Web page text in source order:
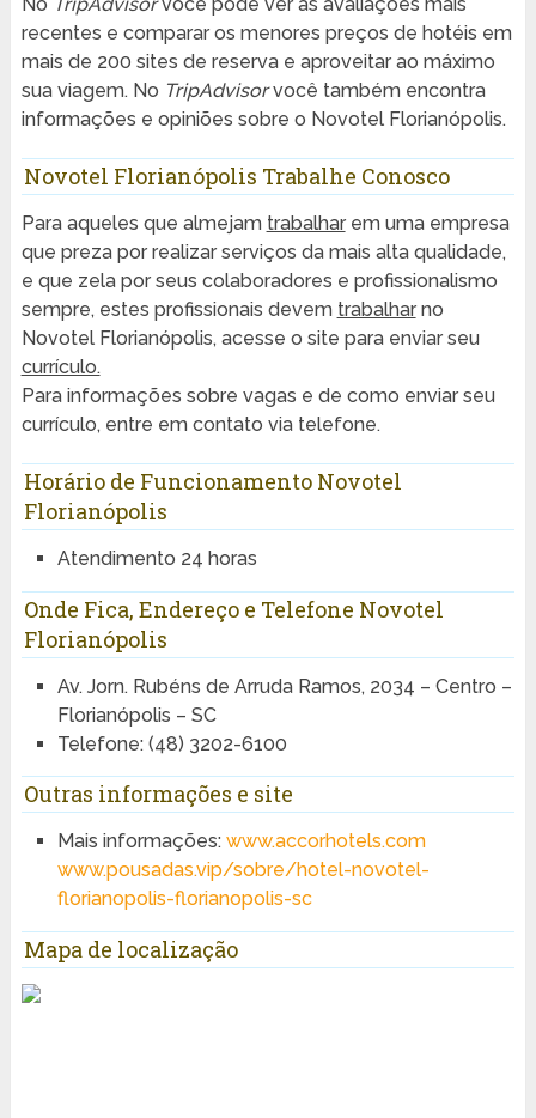
No TripAdvisorvocê pode ver as avaliações mais
recentes e comparar os menores preços de hotéis em
mais de 200 sites de reserva e aproveitar ao máximo
sua viagem. No TripAdvisorvocê também encontra
informações e opiniões sobre o Novotel Florianópolis.
Novotel Florianópolis Trabalhe Conosco
Para aqueles que almejam trabalharem uma empresa
que preza por realizar serviços da mais alta qualidade,
e que zela por seus colaboradores e profissionalismo
sempre, estes profissionais devem trabalharno
Novotel Florianópolis, acesse o site para enviar seu
currículo.
Para informações sobre vagas e de como enviar seu
currículo, entre em contato via telefone.
Horário de Funcionamento Novotel
Florianópolis
Atendimento 24 horas
Onde Fica, Endereço e Telefone Novotel
Florianópolis
Av. Jorn. Rubéns de Arruda Ramos, 2034 – Centro –
Florianópolis – SC
Telefone: (48) 3202-6100
Outras informações e site
Mais informações: www.accorhotels.com
www.pousadas.vip/sobre/hotel-novotel-
florianopolis-florianopolis-sc
Mapa de localização